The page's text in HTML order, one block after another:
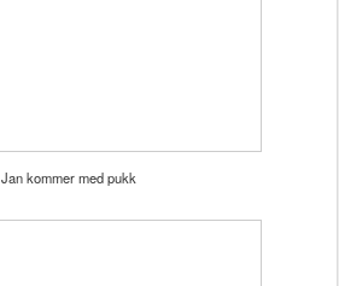
Jan kommer med pukk